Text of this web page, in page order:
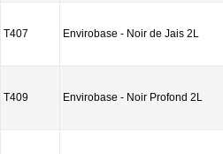
T407 Envirobase - Noir de Jais 2L
T409 Envirobase - Noir Profond 2L